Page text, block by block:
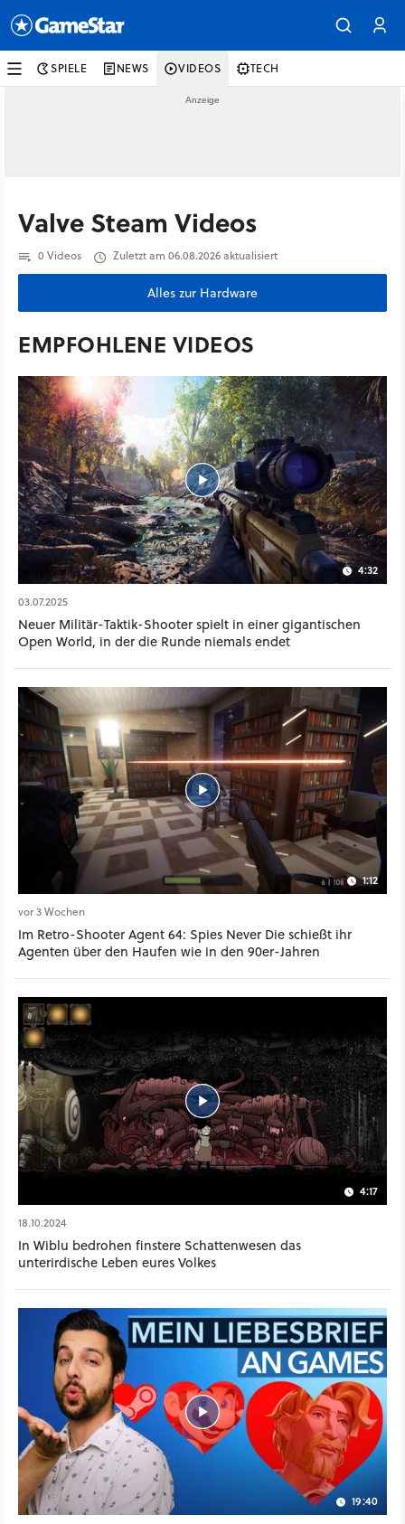
SPIELE NEWS VIDEOS TECH
Valve Steam Videos
0 Videos Zuletzt am 06.08.2026 aktualisiert
Alles zur Hardware
EMPFOHLENE VIDEOS
4:32
03.07.2025
Neuer Militär-Taktik-Shooter spielt in einer gigantischen
Open World, in der die Runde niemals endet
1:12
vor 3 Wochen
Im Retro-Shooter Agent 64: Spies Never Die schießt ihr
Agenten über den Haufen wie in den 90er-Jahren
4:17
18.10.2024
In Wiblu bedrohen finstere Schattenwesen das
unterirdische Leben eures Volkes
19:40